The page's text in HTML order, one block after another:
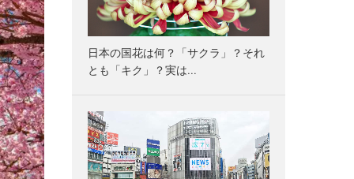
日本の国花は何？「サクラ」？それ
とも「キク」？実は...